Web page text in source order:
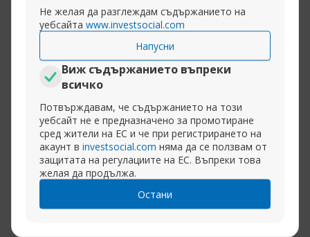
Не желая да разглеждам съдържанието на
уебсайта www.investsocial.com
Напусни
Виж съдържанието въпреки
всичко
Потвърждавам, че съдържанието на този
уебсайт не е предназначено за промотиране
сред жители на ЕС и че при регистрирането на
акаунт в investsocial.com няма да се ползвам от
защитата на регулациите на ЕС. Въпреки това
желая да продължа.
Остани
Е как ще мисли. Нали и РЕДА си мисли, че е
много натоварен и се бил изморявал от
Разширяване на публикацията
14-05-2014, 14:42
100
Централна банка